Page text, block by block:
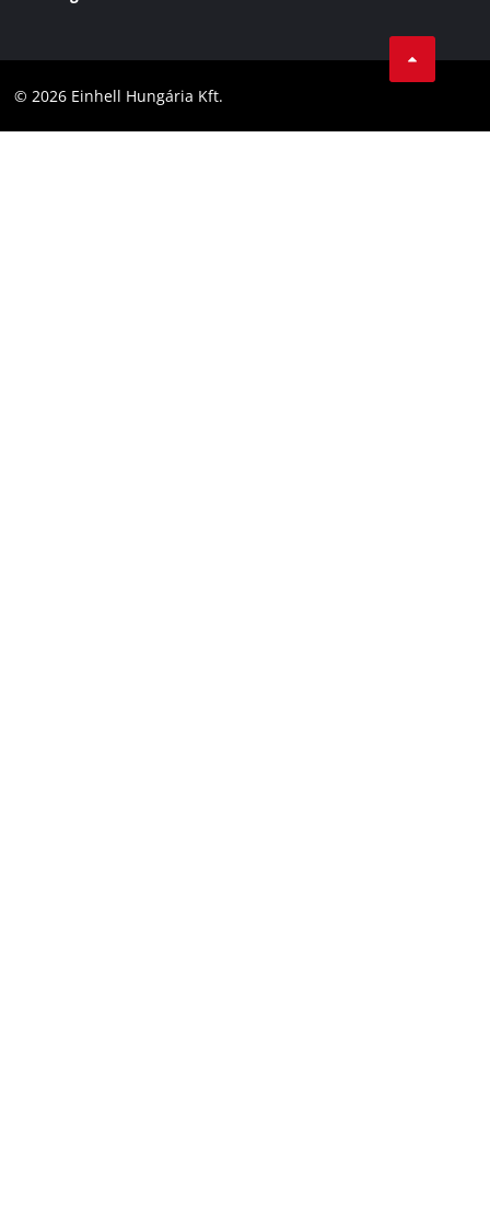
Akadálymentesítési Nyilatkozat
Facebook
© 2026 Einhell Hungária Kft.